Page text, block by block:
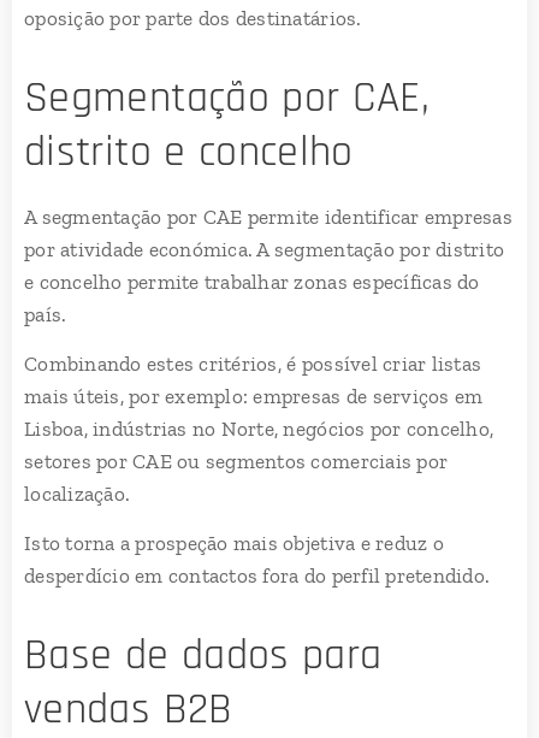
oposição por parte dos destinatários.
Segmentação por CAE,
distrito e concelho
A segmentação por CAE permite identificar empresas
por atividade económica. A segmentação por distrito
e concelho permite trabalhar zonas específicas do
país.
Combinando estes critérios, é possível criar listas
mais úteis, por exemplo: empresas de serviços em
Lisboa, indústrias no Norte, negócios por concelho,
setores por CAE ou segmentos comerciais por
localização.
Isto torna a prospeção mais objetiva e reduz o
desperdício em contactos fora do perfil pretendido.
Base de dados para
vendas B2B